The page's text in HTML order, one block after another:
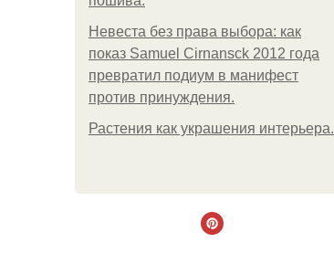
Невеста без права выбора: как
показ Samuel Cirnansck 2012 года
превратил подиум в манифест
против принуждения.
Растения как украшения интерьера.